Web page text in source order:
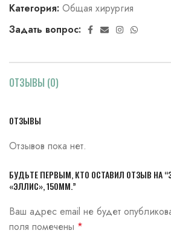
Категория: Общая хирургия
Задать вопрос:
ОТЗЫВЫ (0)
ОТЗЫВЫ
Отзывов пока нет.
БУДЬТЕ ПЕРВЫМ, КТО ОСТАВИЛ ОТЗЫВ НА
«ЭЛЛИС», 150ММ.”
Ваш адрес email не будет
поля помечены *